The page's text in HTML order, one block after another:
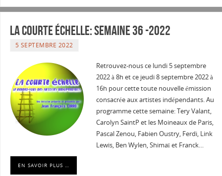
La courte échelle: semaine 36 -2022
5 SEPTEMBRE 2022
Retrouvez-nous ce lundi 5 septembre
2022 à 8h et ce jeudi 8 septembre 2022 à
16h pour cette toute nouvelle émission
consacrée aux artistes indépendants. Au
programme cette semaine: Tery Valant,
Carolyn SaintP et les Moineaux de Paris,
Pascal Zenou, Fabien Oustry, Ferdi, Link
Lewis, Ben Wylen, Shimaï et Franck…
EN SAVOIR PLUS …